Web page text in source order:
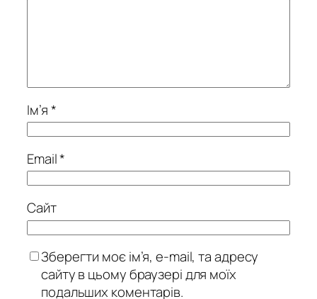
Ім’я*
Email*
Сайт
Зберегти моє ім’я, e-mail, та адресу
сайту в цьому браузері для моїх
подальших коментарів.